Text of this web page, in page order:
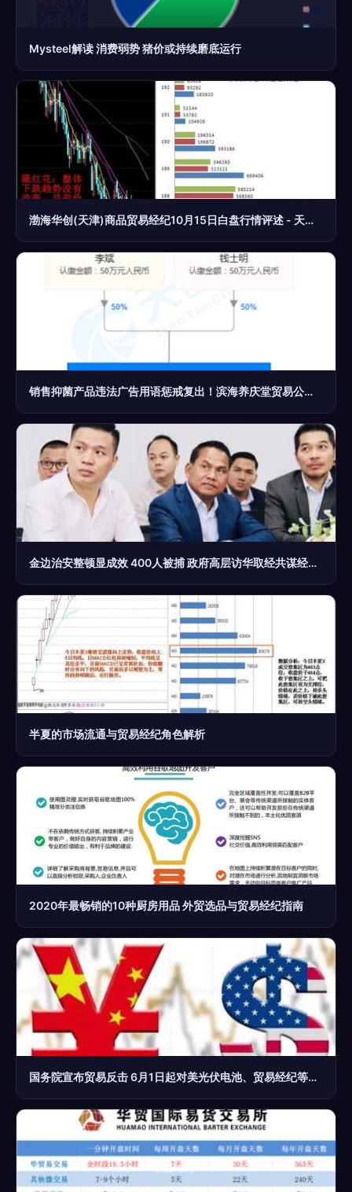
Mysteel解读 消费弱势 猪价或持续磨底运行
渤海华创(天津)商品贸易经纪10月15日白盘行情评述 - 天津汇港农产品交易市场 贸易经纪
销售抑菌产品违法广告用语惩戒复出！滨海养庆堂贸易公司因‘消火止痛’宣传被罚款
金边治安整顿显成效 400人被捕 政府高层访华取经共谋经贸新篇章
半夏的市场流通与贸易经纪角色解析
2020年最畅销的10种厨房用品 外贸选品与贸易经纪指南
国务院宣布贸易反击 6月1日起对美光伏电池、贸易经纪等商品加征25%关税